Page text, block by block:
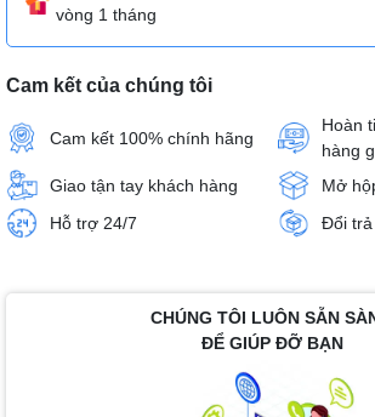
vòng 1 tháng
Cam kết của chúng tôi
Cam kết 100% chính hãng
Hoàn
hàng
Giao tận tay khách hàng
Mở
Hỗ trợ 24/7
Đổi trả
CHÚNG TÔI LUÔN SẴN
ĐỂ GIÚP ĐỠ BẠN